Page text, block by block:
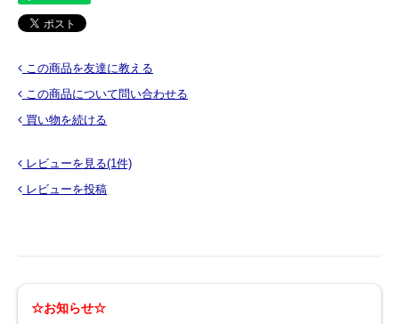
この商品を友達に教える
この商品について問い合わせる
買い物を続ける
レビューを見る(1件)
レビューを投稿
☆お知らせ☆